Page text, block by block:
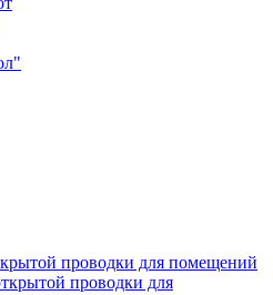
проводки для помещений
проводки для